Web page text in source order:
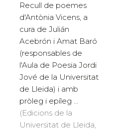
Recull de poemes
d'Antònia Vicens, a
cura de Julián
Acebrón i Amat Baró
(responsables de
l'Aula de Poesia Jordi
Jové de la Universitat
de Lleida) i amb
pròleg i epíleg ...
(Edicions de la
Universitat de Lleida,